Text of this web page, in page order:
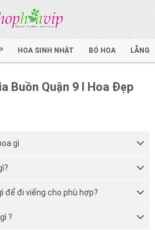
HOA SINH NHẬT BÓ HOA LẴNG
Buồn Quận 9 I Hoa Đẹp
gì
để đi viếng cho phù hợp?
?